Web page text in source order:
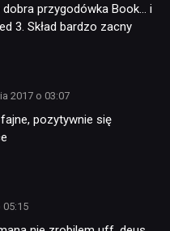
dobra przygodówka Book… i
3. Skład bardzo zacny
2017 o 03:07
pozytywnie się
05:15